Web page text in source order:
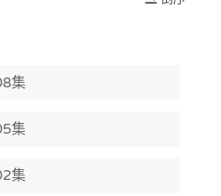
集
集
集